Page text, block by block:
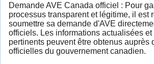
Demande AVE Canada officiel : Pour
processus transparent et légitime, il est
soumettre sa demande d'AVE
officiels. Les informations actualisées
pertinents peuvent être obtenus auprès
officielles du gouvernement canadien.